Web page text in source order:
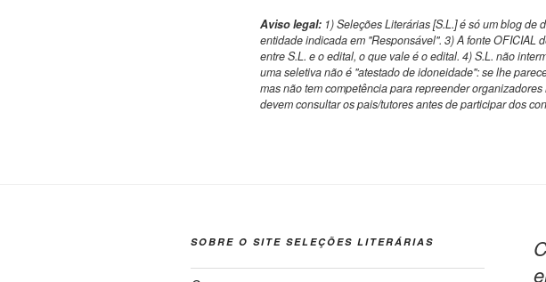
Aviso legal: 1) Seleções Literárias [S.L.] é só um blog
entidade indicada em "Responsável". 3) A fonte OFICIAL
entre S.L. e o edital, o que vale é o edital. 4) S.L. não
uma seletiva não é "atestado de idoneidade": se lhe
mas não tem competência para repreender
devem consultar os pais/tutores antes de participar dos
SOBRE O SITE SELEÇÕES LITERÁRIAS